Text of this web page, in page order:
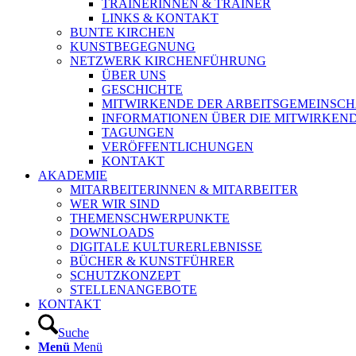
TRAINERINNEN & TRAINER
LINKS & KONTAKT
BUNTE KIRCHEN
KUNSTBEGEGNUNG
NETZWERK KIRCHENFÜHRUNG
ÜBER UNS
GESCHICHTE
MITWIRKENDE DER
INFORMATIONEN ÜBER DIE
TAGUNGEN
VERÖFFENTLICHUNGEN
KONTAKT
AKADEMIE
MITARBEITERINNEN & MITARBEITER
WER WIR SIND
THEMENSCHWERPUNKTE
DOWNLOADS
DIGITALE KULTURERLEBNISSE
BÜCHER & KUNSTFÜHRER
SCHUTZKONZEPT
STELLENANGEBOTE
KONTAKT
Suche
Menü Menü